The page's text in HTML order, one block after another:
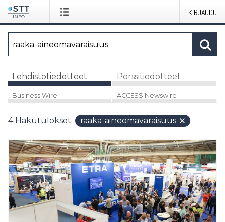
KIRJAUDU
Lehdistötiedotteet Pörssitiedotteet
Business Wire ACCESS Newswire
4 Hakutulokset raaka-aineomavaraisuus